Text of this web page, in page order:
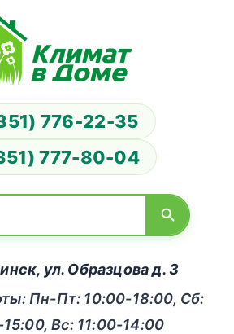
776-22-35
777-80-04
ул. Образцова д. 3
Пн-Пт: 10:00-18:00, Сб:
Вс: 11:00-14:00